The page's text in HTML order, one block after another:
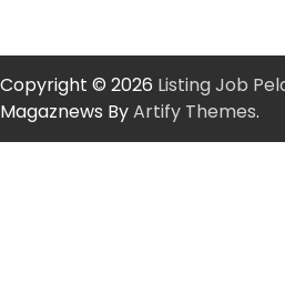
Copyright © 2026 Listing Job
Magaznews ByArtify Themes.